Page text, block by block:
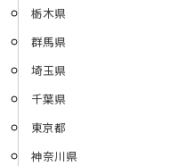
栃木県
群馬県
埼玉県
千葉県
東京都
神奈川県